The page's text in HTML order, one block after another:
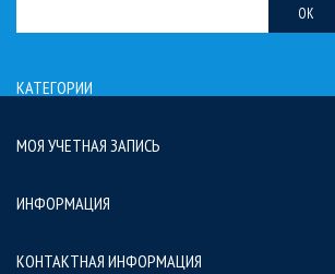
OK
КАТЕГОРИИ
МОЯ УЧЕТНАЯ ЗАПИСЬ
ИНФОРМАЦИЯ
КОНТАКТНАЯ ИНФОРМАЦИЯ